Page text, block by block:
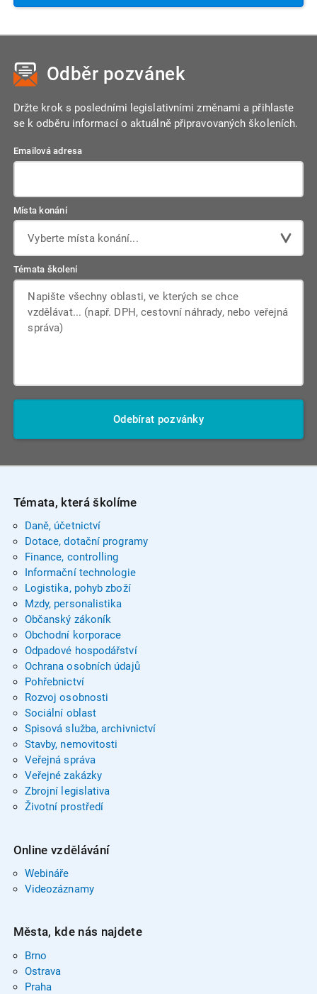
Odběr pozvánek
Držte krok s posledními legislativními změnami a přihlaste
se k odběru informací o aktuálně připravovaných školeních.
Emailová adresa
Místa konání
Vyberte místa konání...
Témata školení
Odebírat pozvánky
Témata, která školíme
Daně, účetnictví
Dotace, dotační programy
Finance, controlling
Informační technologie
Logistika, pohyb zboží
Mzdy, personalistika
Občanský zákoník
Obchodní korporace
Odpadové hospodářství
Ochrana osobních údajů
Pohřebnictví
Rozvoj osobnosti
Sociální oblast
Spisová služba, archivnictví
Stavby, nemovitosti
Veřejná správa
Veřejné zakázky
Zbrojní legislativa
Životní prostředí
Online vzdělávání
Webináře
Videozáznamy
Města, kde nás najdete
Brno
Ostrava
Praha